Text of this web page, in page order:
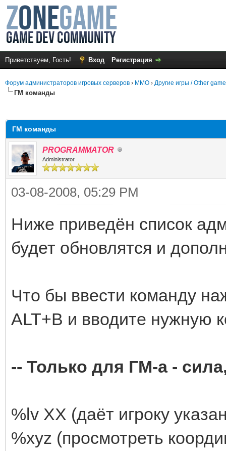
Приветствуем, Гость! Вход Регистрация
Форум администраторов игровых серверов › MMO › Другие игры / Other
ГМ команды
ГМ команды
PROGRAMMATOR
Administrator
03-08-2008, 05:29 PM
Ниже приведён список
будет обновлятся и
Что бы ввести команду
ALT+B и вводите нужную
-- Только для ГМ-а -
%lv XX (даёт игроку
%xyz (просмотреть